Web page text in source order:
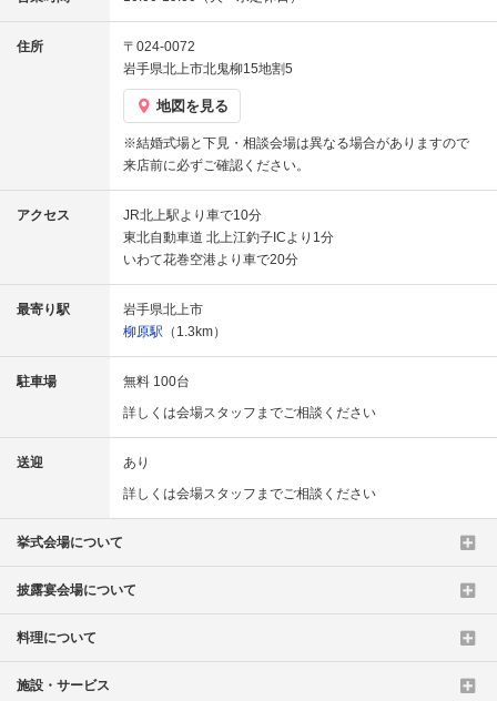
住所
〒024-0072
岩手県北上市北鬼柳15地割5
地図を見る
※結婚式場と下見・相談会場は異なる場合がありますので
来店前に必ずご確認ください。
アクセス
JR北上駅より車で10分
東北自動車道 北上江釣子ICより1分
いわて花巻空港より車で20分
最寄り駅
岩手県北上市
柳原駅 （1.3km）
駐車場
無料 100台
詳しくは会場スタッフまでご相談ください
送迎
あり
詳しくは会場スタッフまでご相談ください
挙式会場について
披露宴会場について
料理について
施設・サービス